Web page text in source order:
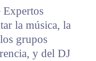
la música, la
grupos
y del DJ